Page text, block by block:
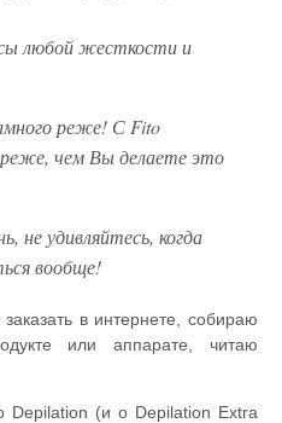
любой жесткости и
реже! С Fito
чем Вы делаете это
не удивляйтесь, когда
вообще!
в интернете, собираю
или аппарате, читаю
Depilation (и о Depilation Extra